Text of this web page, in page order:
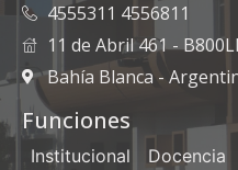
4555311 4556811
11 de Abril 461 -
Bahía Blanca -
Funciones
Institucional Docencia